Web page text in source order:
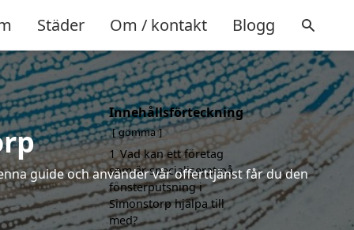
Städer Om / kontakt Blogg
guide och använder vår offerttjänst får du den
Innehållsförteckning
gömma
1 Vad kan ett företag
som är specialiserat på
fönsterputsning i
Simonstorp hjälpa till
med?